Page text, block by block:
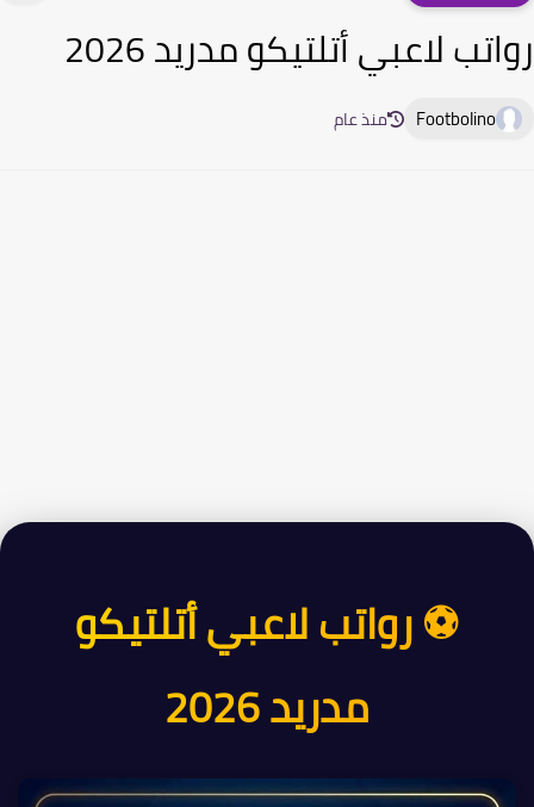
لاعبي أتلتيكو مدريد 2026
Footbolino منذ عام
⚽ رواتب لاعبي أتلتيكو
مدريد 2026